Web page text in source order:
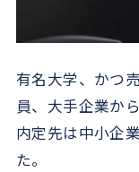
有名大学、かつ
員、大手企業か
内定先は中小企
た。